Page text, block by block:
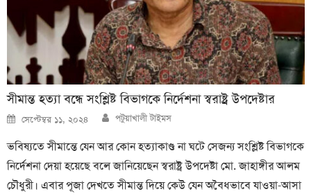
সীমান্ত হত্যা বন্ধে সংশ্লিষ্ট বিভাগকে নির্দেশনা স্বরাষ্ট্র উপদেষ্টার
Posted
on
সেপ্টেম্বর ১১, ২০২৪ Author
পটুয়াখালী টাইমস
ভবিষ্যতে সীমান্তে যেন আর কোন হত্যাকাণ্ড না ঘটে সেজন্য সংশ্লিষ্ট বিভাগকে
নির্দেশনা দেয়া হয়েছে বলে জানিয়েছেন স্বরাষ্ট্র উপদেষ্টা মো. জাহাঙ্গীর আলম
চৌধুরী। এবার পূজা দেখতে সীমান্ত দিয়ে কেউ যেন অবৈধভাবে যাওয়া-আসা